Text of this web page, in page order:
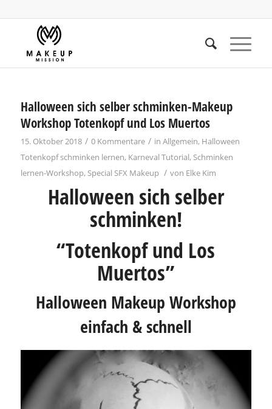
Halloween sich selber schminken-Makeup
Workshop Totenkopf und Los Muertos
15. Oktober 2018 / 0 Kommentare / in Allgemein, Halloween
Totenkopf schminken lernen, Karneval Tutorial, Schminken
lernen-Workshop, Special SFX Makeup / von Elke Kim
Halloween sich selber
schminken!
“Totenkopf und Los
Muertos”
Halloween Makeup Workshop
einfach & schnell